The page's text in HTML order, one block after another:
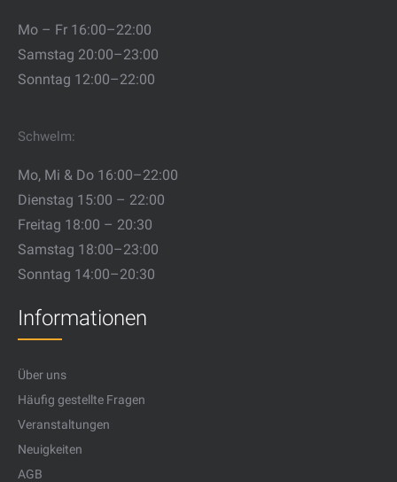
Mo – Fr 16:00–22:00
Samstag 20:00–23:00
Sonntag 12:00–22:00
Schwelm:
Mo, Mi & Do 16:00–22:00
Dienstag 15:00 – 22:00
Freitag 18:00 – 20:30
Samstag 18:00–23:00
Sonntag 14:00–20:30
Informationen
Über uns
Häufig gestellte Fragen
Veranstaltungen
Neuigkeiten
AGB